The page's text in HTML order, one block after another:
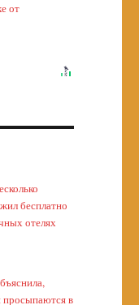
от
бесплатно
отелях
в